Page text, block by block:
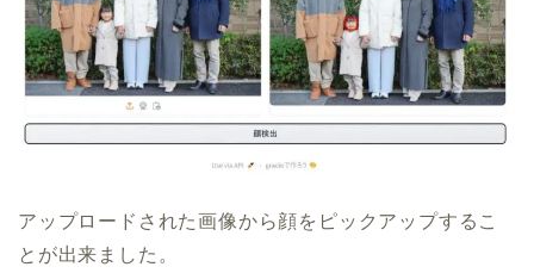
アップロードされた画像から顔をピックアップするこ
とが出来ました。